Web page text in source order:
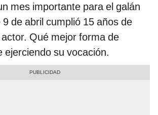
mes importante para el galán
de abril cumplió 15 años de
Qué mejor forma de
ejerciendo su vocación.